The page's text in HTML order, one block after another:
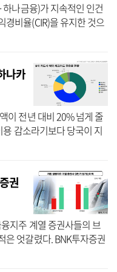
나금융)가 지속적인 인건
경비율(CIR)을 유지한 것으
융지주는 모두 30%대
나카
이 전년 대비 20% 넘게 줄
감소라기보다 당국이 지
도록 기준을 변경한 영향
권
지주 계열 증권사들의 브
은 엇갈렸다. BNK투자증권
힘입어 순이익을 두 배 이